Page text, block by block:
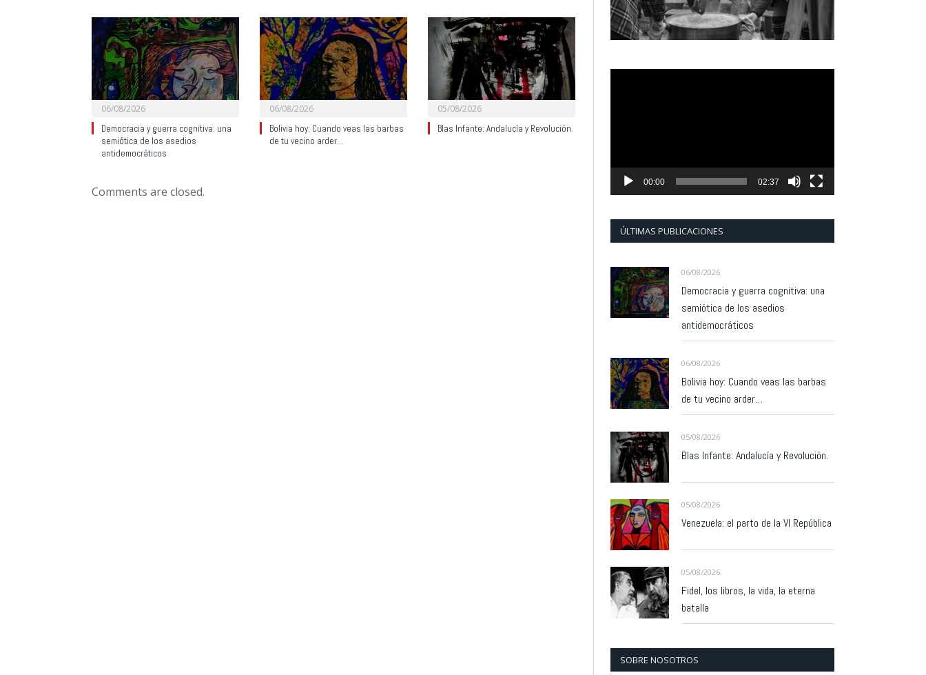
06/08/2026
Democracia y guerra cognitiva: una
semiótica de los asedios
antidemocráticos
06/08/2026
Bolivia hoy: Cuando veas las barbas
de tu vecino arder…
05/08/2026
Blas Infante: Andalucía y Revolución.
Comments are closed.
00:00 02:37
ÚLTIMAS PUBLICACIONES
06/08/2026
Democracia y guerra cognitiva: una
semiótica de los asedios
antidemocráticos
06/08/2026
Bolivia hoy: Cuando veas las barbas
de tu vecino arder…
05/08/2026
Blas Infante: Andalucía y Revolución.
05/08/2026
Venezuela: el parto de la VI República
05/08/2026
Fidel, los libros, la vida, la eterna
batalla
SOBRE NOSOTROS